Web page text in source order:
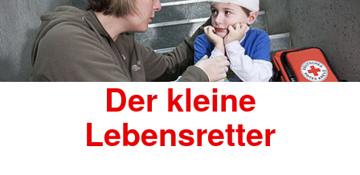
Der kleine
Lebensretter